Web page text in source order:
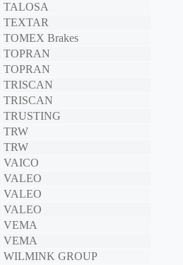
TALOSA
TEXTAR
TOMEX Brakes
TOPRAN
TOPRAN
TRISCAN
TRISCAN
TRUSTING
TRW
TRW
VAICO
VALEO
VALEO
VALEO
VEMA
VEMA
WILMINK GROUP